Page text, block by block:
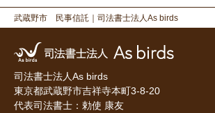
武蔵野市 民事信託 ｜司法書士法人As birds
司法書士法人As birds
東京都武蔵野市吉祥寺本町3-8-20
代表司法書士：勅使 康友